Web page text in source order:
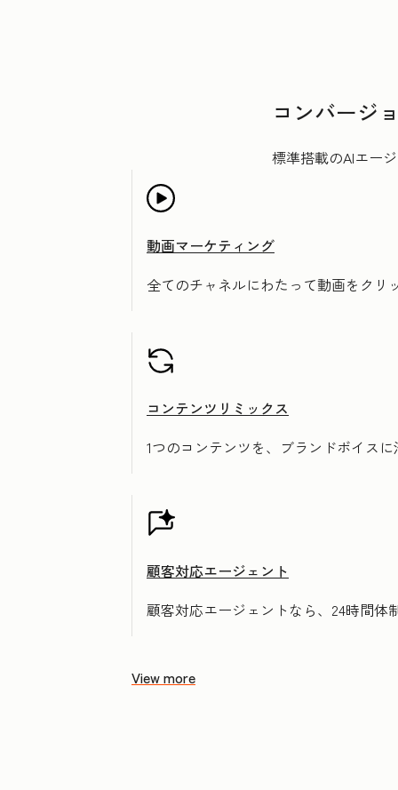
コンバージ
標準搭載のAIエー
動画マーケティング
全てのチャネルにわたって動画をクリ
コンテンツリミックス
1つのコンテンツを、ブランドボイス
顧客対応エージェント
顧客対応エージェントなら、24時間
View more